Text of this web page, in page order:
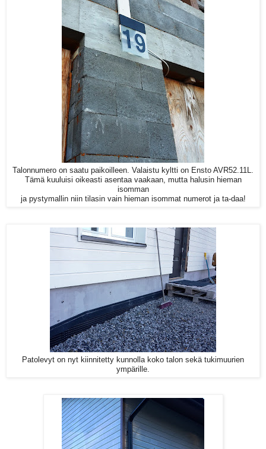
Talonnumero on saatu paikoilleen. Valaistu kyltti on Ensto AVR52.11L.
Tämä kuuluisi oikeasti asentaa vaakaan, mutta halusin hieman
isomman
ja pystymallin niin tilasin vain hieman isommat numerot ja ta-daa!
Patolevyt on nyt kiinnitetty kunnolla koko talon sekä tukimuurien
ympärille.